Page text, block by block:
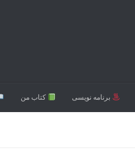
برنامه نویسی کتاب من